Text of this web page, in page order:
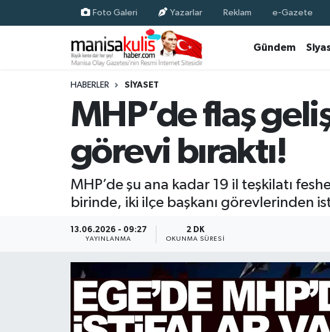
Foto Galeri Yazarlar Reklam e-Gazete
Gündem
HABERLER SIYASET
MHP’de flaş
görevi bıraktı!
MHP’de şu ana kadar 19 il teşkilatı
birinde, iki ilçe başkanı görevlerinden
13.06.2026 - 09:27
YAYINLANMA
2 DK
OKUNMA SÜRESI
Ekonomi
Gündem
Resmi İlan
Yunusemre Nöbetçi Eczaneler
Yunusemre Trafik Yoğunluk Haritası
Süper Lig Puan Durumu ve Fikstür
Tüm Manşetler
Son Dakika Haberleri
Haber Arşivi